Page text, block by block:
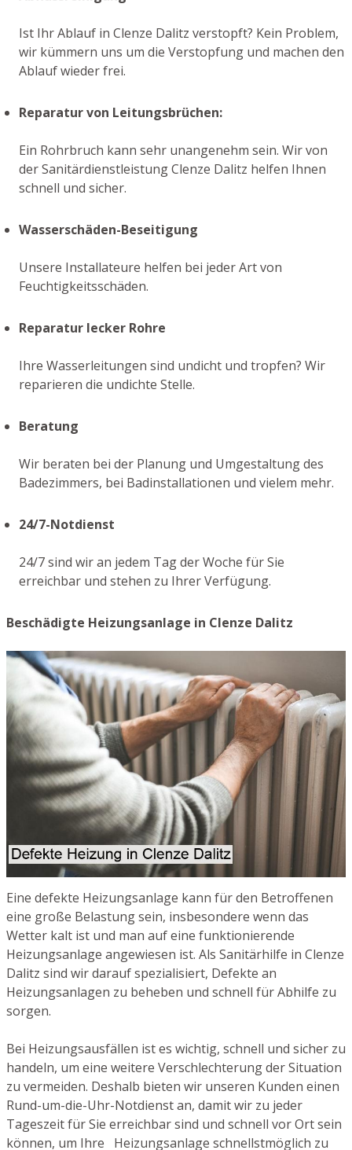
Ist Ihr Ablauf in Clenze Dalitz verstopft? Kein Problem,
wir kümmern uns um die Verstopfung und machen den
Ablauf wieder frei.
Reparatur von Leitungsbrüchen:
Ein Rohrbruch kann sehr unangenehm sein. Wir von
der Sanitärdienstleistung Clenze Dalitz helfen Ihnen
schnell und sicher.
Wasserschäden-Beseitigung
Unsere Installateure helfen bei jeder Art von
Feuchtigkeitsschäden.
Reparatur lecker Rohre
Ihre Wasserleitungen sind undicht und tropfen? Wir
reparieren die undichte Stelle.
Beratung
Wir beraten bei der Planung und Umgestaltung des
Badezimmers, bei Badinstallationen und vielem mehr.
24/7-Notdienst
24/7 sind wir an jedem Tag der Woche für Sie
erreichbar und stehen zu Ihrer Verfügung.
Beschädigte Heizungsanlage in Clenze Dalitz
Eine defekte Heizungsanlage kann für den Betroffenen
eine große Belastung sein, insbesondere wenn das
Wetter kalt ist und man auf eine funktionierende
Heizungsanlage angewiesen ist. Als Sanitärhilfe in Clenze
Dalitz sind wir darauf spezialisiert, Defekte an
Heizungsanlagen zu beheben und schnell für Abhilfe zu
sorgen.
Bei Heizungsausfällen ist es wichtig, schnell und sicher zu
handeln, um eine weitere Verschlechterung der Situation
zu vermeiden. Deshalb bieten wir unseren Kunden einen
Rund-um-die-Uhr-Notdienst an, damit wir zu jeder
Tageszeit für Sie erreichbar sind und schnell vor Ort sein
können, um Ihre Heizungsanlage schnellstmöglich zu